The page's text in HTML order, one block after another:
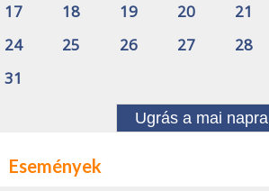
17
18 19 20 21
24
25 26 27 28
31
Ugrás a mai napra
Események